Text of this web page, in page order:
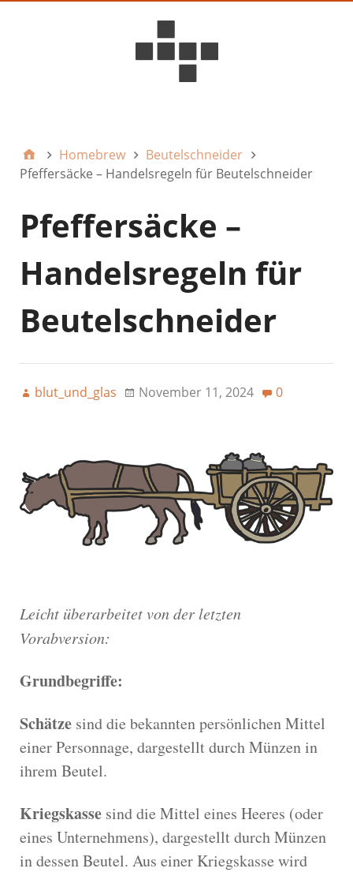
Homebrew
Beutelschneider
Pfeffersäcke – Handelsregeln für Beutelschneider
Pfeffersäcke –
Handelsregeln für
Beutelschneider
blut_und_glas November 11, 2024 0
Leicht überarbeitet von der letzten
Vorabversion:
Grundbegriffe:
Schätze sind die bekannten persönlichen Mittel
einer Personnage, dargestellt durch Münzen in
ihrem Beutel.
Kriegskasse sind die Mittel eines Heeres (oder
eines Unternehmens), dargestellt durch Münzen
in dessen Beutel. Aus einer Kriegskasse wird